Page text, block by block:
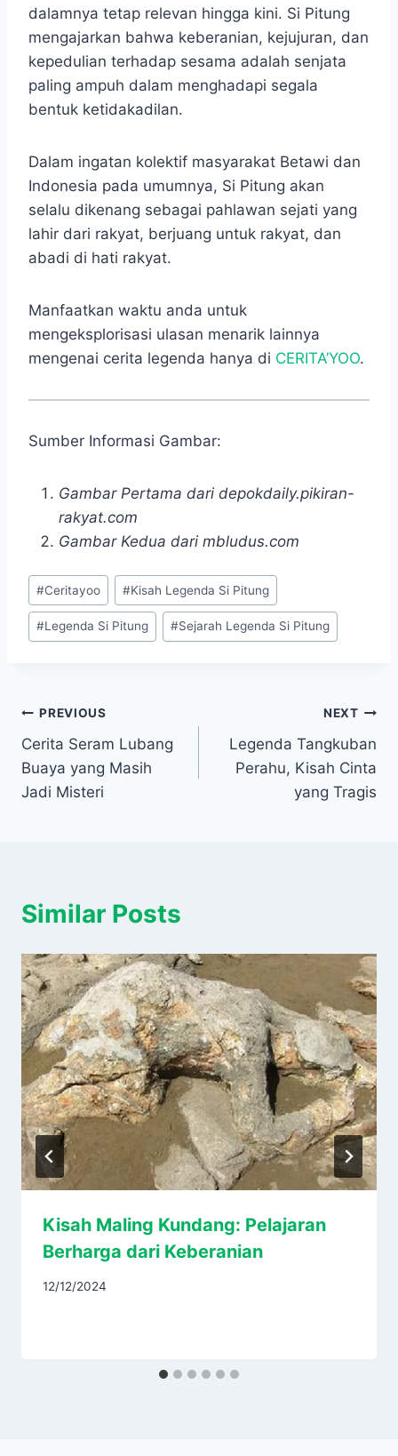
dalamnya tetap relevan hingga kini. Si Pitung
mengajarkan bahwa keberanian, kejujuran, dan
kepedulian terhadap sesama adalah senjata
paling ampuh dalam menghadapi segala
bentuk ketidakadilan.
Dalam ingatan kolektif masyarakat Betawi dan
Indonesia pada umumnya, Si Pitung akan
selalu dikenang sebagai pahlawan sejati yang
lahir dari rakyat, berjuang untuk rakyat, dan
abadi di hati rakyat.
Manfaatkan waktu anda untuk
mengeksplorisasi ulasan menarik lainnya
mengenai cerita legenda hanya di CERITA’YOO.
Sumber Informasi Gambar:
Gambar Pertama dari depokdaily.pikiran-
rakyat.com
Gambar Kedua dari mbludus.com
Post
Tags:
#Ceritayoo #Kisah Legenda Si Pitung
#Legenda Si Pitung #Sejarah Legenda Si Pitung
Navigasi
pos
PREVIOUS
Cerita Seram Lubang
Buaya yang Masih
Jadi Misteri
NEXT
Legenda Tangkuban
Perahu, Kisah Cinta
yang Tragis
Similar Posts
Kisah Maling Kundang: Pelajaran
Berharga dari Keberanian
12/12/2024